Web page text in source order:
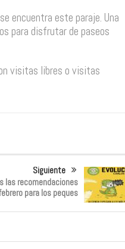
encuentra este paraje. Una
para disfrutar de paseos
visitas libres o visitas
Siguiente
las recomendaciones
para los peques